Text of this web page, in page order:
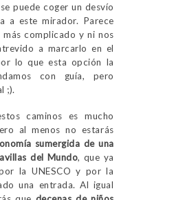
puede coger un desvío
a este mirador. Parece
más complicado y ni nos
a marcarlo en el
lo que esta opción la
con guía, pero
;).
caminos es mucho
al menos no estarás
sumergida de una
del Mundo, que ya
la UNESCO y por la
una entrada. Al igual